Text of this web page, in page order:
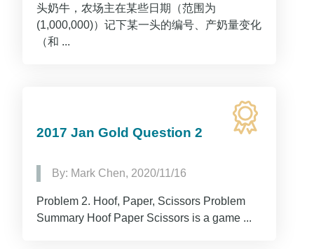
头奶牛，农场主在某些日期（范围为
(1,000,000)）记下某一头的编号、产奶量变化
（和 ...
2017 Jan Gold Question 2
By: Mark Chen, 2020/11/16
Problem 2. Hoof, Paper, Scissors Problem
Summary Hoof Paper Scissors is a game ...